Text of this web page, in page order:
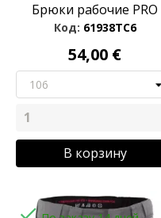
Брюки рабочие PRO
Код: 61938TC6
54,00 €
В корзину
